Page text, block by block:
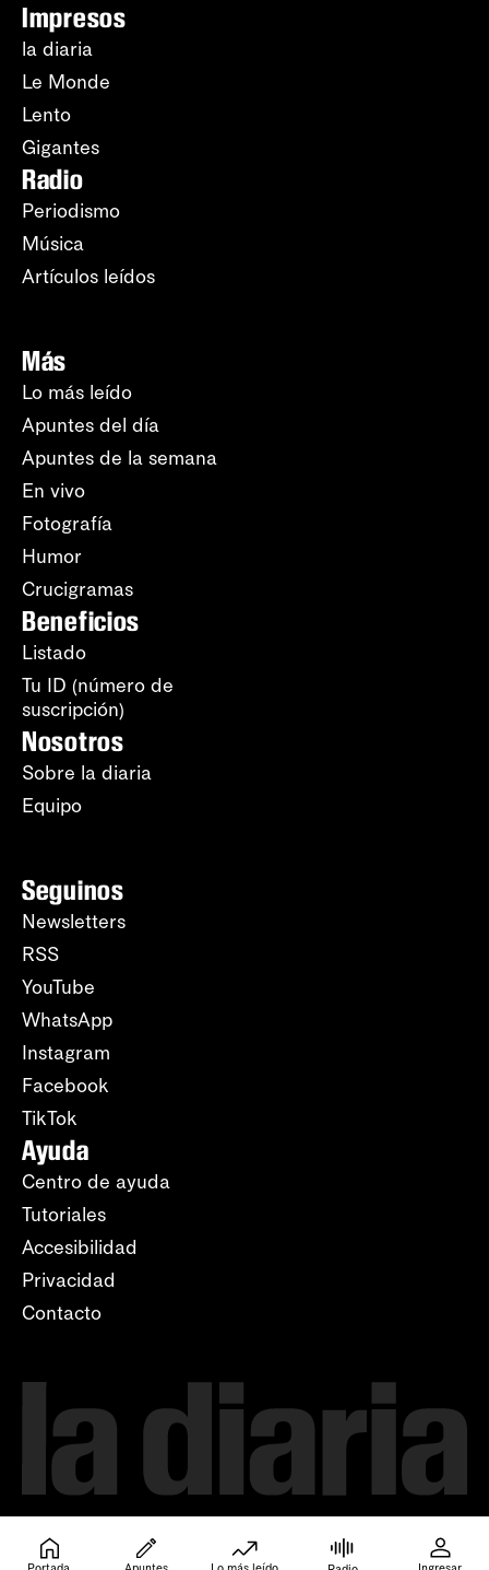
Impresos
la diaria
Le Monde
Lento
Gigantes
Radio
Periodismo
Música
Artículos leídos
Más
Lo más leído
Apuntes del día
Apuntes de la semana
En vivo
Fotografía
Humor
Crucigramas
Beneficios
Listado
Tu ID (número de
suscripción)
Nosotros
Sobre la diaria
Equipo
Seguinos
Newsletters
RSS
YouTube
WhatsApp
Instagram
Facebook
TikTok
Ayuda
Centro de ayuda
Tutoriales
Accesibilidad
Privacidad
Contacto